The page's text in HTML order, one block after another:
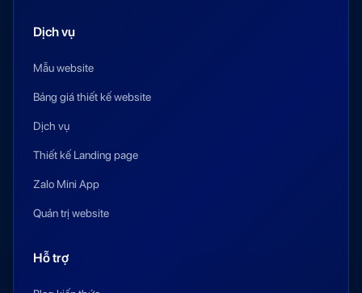
Dịch vụ
Mẫu website
Bảng giá thiết kế website
Dịch vụ
Thiết kế Landing page
Zalo Mini App
Quản trị website
Hỗ trợ